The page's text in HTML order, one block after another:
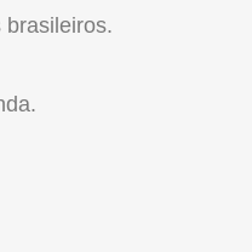
brasileiros.